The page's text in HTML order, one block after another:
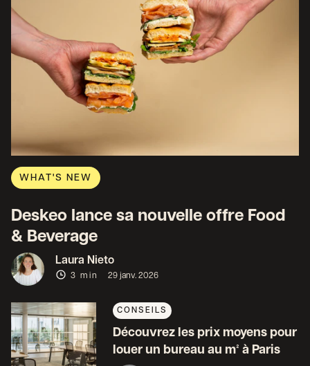
WHAT'S NEW
Deskeo lance sa nouvelle offre Food
& Beverage
Laura Nieto
3 min 29 janv. 2026
CONSEILS
Découvrez les prix moyens pour
louer un bureau au m² à Paris